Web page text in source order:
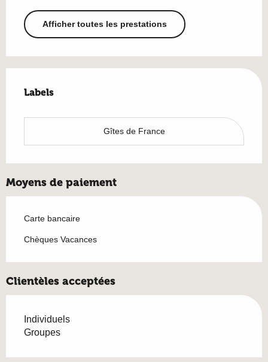
Afficher toutes les prestations
Labels
Labels
Gîtes de France
Moyens de paiement
Carte bancaire
Chèques Vacances
Clientèles acceptées
Individuels
Groupes